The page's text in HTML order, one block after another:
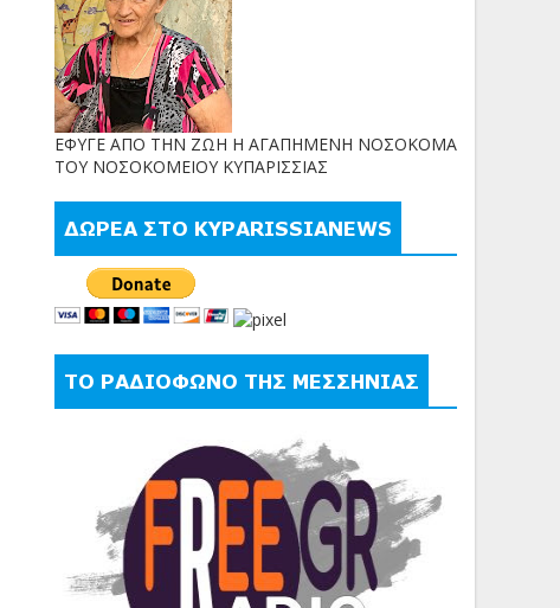
ΕΦΥΓΕ ΑΠΟ ΤΗΝ ΖΩΗ Η ΑΓΑΠΗΜΕΝΗ ΝΟΣΟΚΟΜΑ
ΤΟΥ ΝΟΣΟΚΟΜΕΙΟΥ ΚΥΠΑΡΙΣΣΙΑΣ
ΔΩΡΕΑ ΣΤΟ KYPARISSIANEWS
ΤΟ ΡΑΔΙΟΦΩΝΟ ΤΗΣ ΜΕΣΣΗΝΙΑΣ